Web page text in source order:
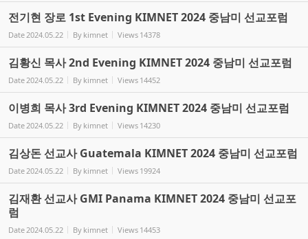
전기현 장로 1st Evening KIMNET 2024 중남미 선교포럼
Date2024.05.22 By kimnet Views 14378
김황신 목사 2nd Evening KIMNET 2024 중남미 선교포럼
Date2024.05.22 By kimnet Views 14452
이병희 목사 3rd Evening KIMNET 2024 중남미 선교포럼
Date2024.05.22 By kimnet Views 14230
김상돈 선교사 Guatemala KIMNET 2024 중남미 선교포럼
Date2024.05.22 By kimnet Views 19924
김재환 선교사 GMI Panama KIMNET 2024 중남미 선교포
럼
Date2024.05.22 By kimnet Views 14453